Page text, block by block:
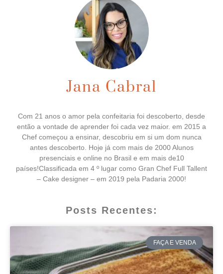
Jana Cabral
Com 21 anos o amor pela confeitaria foi descoberto, desde
então a vontade de aprender foi cada vez maior. em 2015 a
Chef começou a ensinar, descobriu em si um dom nunca
antes descoberto. Hoje já com mais de 2000 Alunos
presenciais e online no Brasil e em mais de10
países!Classificada em 4 º lugar como Gran Chef Full Tallent
– Cake designer – em 2019 pela Padaria 2000!
Posts Recentes:
FAÇA E VENDA